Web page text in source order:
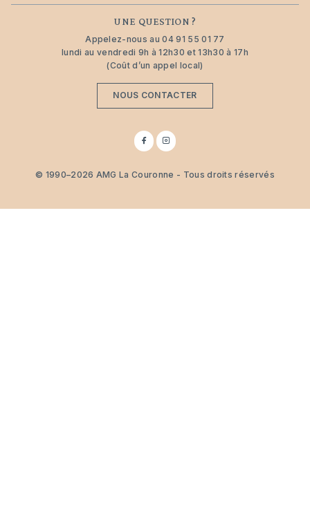
UNE QUESTION ?
Appelez-nous au04 91 55 01 77
lundi au vendredi 9h à 12h30 et 13h30 à 17h
(Coût d’un appel local)
NOUS CONTACTER
Suivez-
nous
Suivez-
nous
© 1990–2026 AMG La Couronne - Tous droits réservés